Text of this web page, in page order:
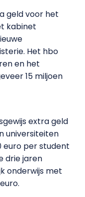
geld voor het
kabinet
Het hbo
en het
15 miljoen
extra geld
universiteiten
euro per student
drie jaren
onderwijs met